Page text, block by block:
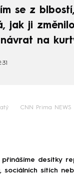
se z
jak ji
návrat na
CNN Prima NEWS
přinášíme desítky
sítích